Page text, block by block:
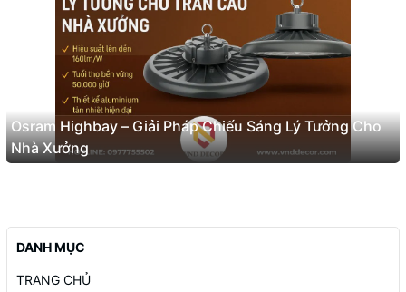
Osram Highbay – Giải Pháp Chiếu Sáng Lý Tưởng Cho
Nhà Xưởng
DANH MỤC
TRANG CHỦ